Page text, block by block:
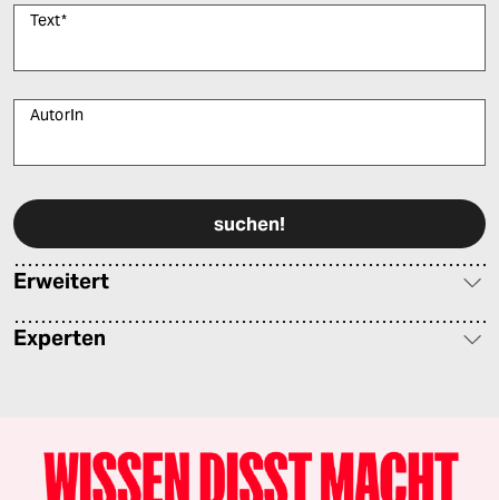
Text*
AutorIn
Erweitert
Experten